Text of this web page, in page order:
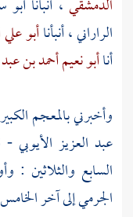
الدمشقي ، أنبأنا أبو
الراراني، أنبأناأبو
أناأبو نعيم أحمد بن
وأخبرني بالمعجم
عبد العزيز الأيوبي -
السابع والثلاثين :
الجرميإلى آخر